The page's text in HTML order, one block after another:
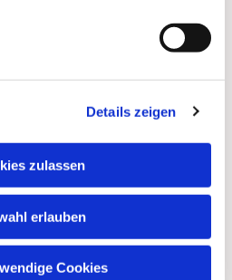
Details zeigen
zulassen
erlauben
Cookies
Sie auch